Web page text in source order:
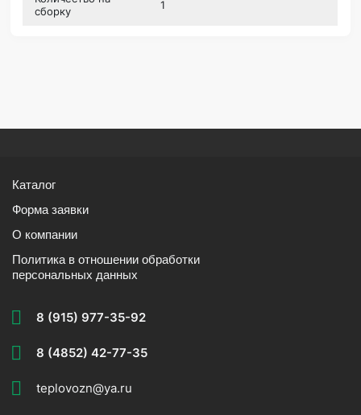
сборку
1
Каталог
Форма заявки
О компании
Политика в отношении обработки
персональных данных
8 (915) 977-35-92
8 (4852) 42-77-35
teplovozn@ya.ru